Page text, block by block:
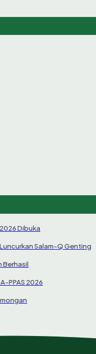
Dibuka
Luncurkan Salam-Q Genting
Berhasil
PPAS 2026